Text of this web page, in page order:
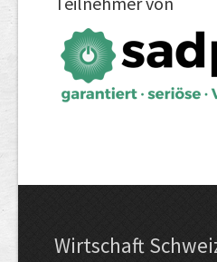
Wirtschaft